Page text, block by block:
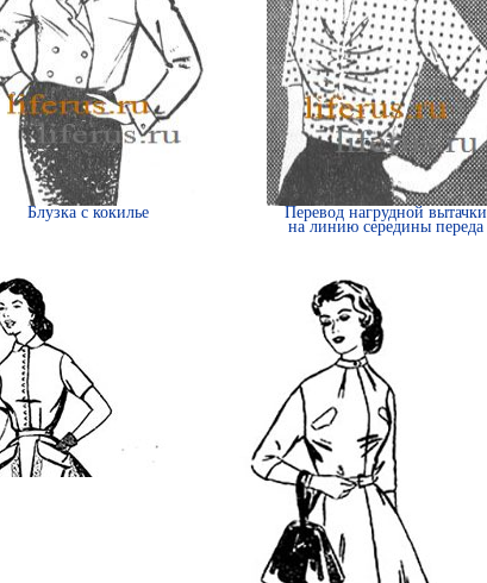
Блузка с кокилье
Перевод нагрудной вытачки
на линию середины переда